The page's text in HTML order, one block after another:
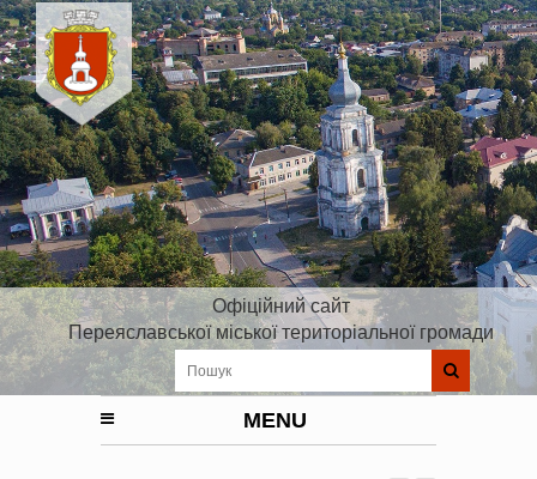
Офіційний сайт
Переяславської міської територіальної громади
MENU